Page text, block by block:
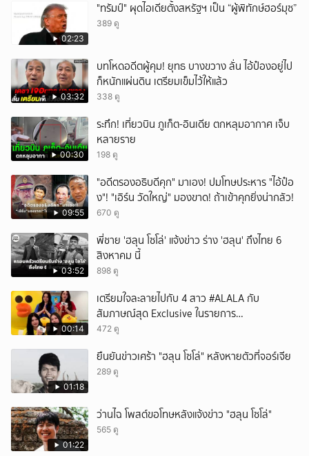
02:23
"ทรัมป์" ผุดไอเดียตั้งสหรัฐฯ เป็น “ผู้พิทักษ์ฮอร์มุซ”
389 ดู
03:32
บทโหดอดีตผู้คุม! ยุทธ บางขวาง ลั่น ไอ้ป๋องอยู่ไป
ก็หนักแผ่นดิน เตรียมเข็มไว้ให้แล้ว
338 ดู
00:30
ระทึก! เที่ยวบิน ภูเก็ต-อินเดีย ตกหลุมอากาศ เจ็บ
หลายราย
198 ดู
09:55
"อดีตรองอธิบดีคุก" มาเอง! ปมโทษประหาร "ไอ้ป๋อ
ง"! "เอิร์น วัดใหญ่" มองขาด! ถ้าเข้าคุกยิ่งน่ากลัว!
670 ดู
03:52
พี่ชาย 'ฮลุน โซโล่' แจ้งข่าว ร่าง 'ฮลุน' ถึงไทย 6
สิงหาคม นี้
898 ดู
00:14
เตรียมใจละลายไปกับ 4 สาว #ALALA กับ
สัมภาษณ์สุด Exclusive ในรายการ
#POPCORNER เร็ว ๆ นี้ที่ #LINETODAYPOP
472 ดู
01:18
ยืนยันข่าวเศร้า "ฮลุน โซโล่" หลังหายตัวที่จอร์เจีย
289 ดู
01:22
ว่านไฉ โพสต์ขอโทษหลังแจ้งข่าว "ฮลุน โซโล่"
565 ดู